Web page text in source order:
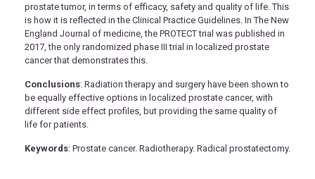
prostate tumor, in terms of efficacy, safety and quality of life. This
is how it is reflected in the Clinical Practice Guidelines. In The New
England Journal of medicine, the PROTECT trial was published in
2017, the only randomized phase III trial in localized prostate
cancer that demonstrates this.
Conclusions: Radiation therapy and surgery have been shown to
be equally effective options in localized prostate cancer, with
different side effect profiles, but providing the same quality of
life for patients.
Keywords: Prostate cancer. Radiotherapy. Radical prostatectomy.